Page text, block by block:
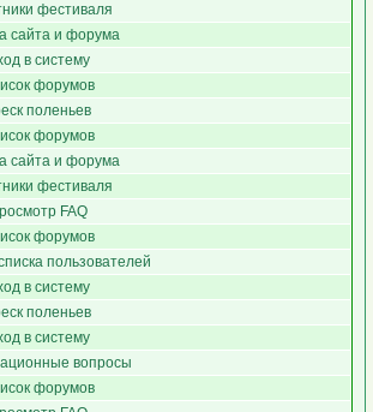
фестиваля
сайта и форума
в систему
форумов
поленьев
форумов
сайта и форума
фестиваля
FAQ
форумов
пользователей
в систему
поленьев
в систему
вопросы
форумов